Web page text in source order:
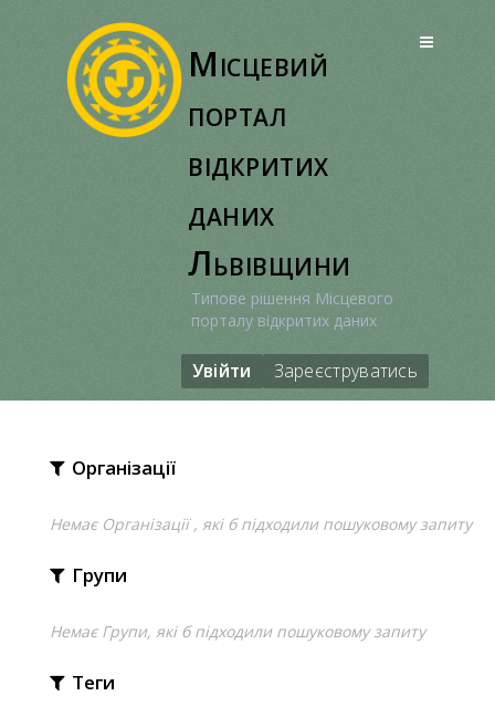
Місцевий
портал
відкритих
даних
Львівщини
Типове рішення Місцевого
порталу відкритих даних
Увійти Зареєструватись
Організації
Немає Організації , які б підходили пошуковому запиту
Групи
Немає Групи, які б підходили пошуковому запиту
Теги